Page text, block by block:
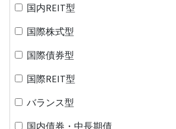
国内REIT型
国際株式型
国際債券型
国際REIT型
バランス型
国内債券・中長期債